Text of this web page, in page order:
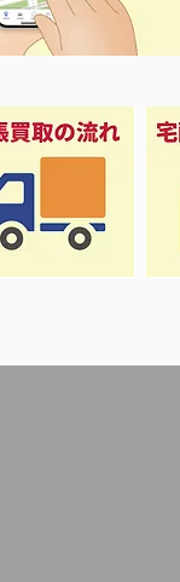
☆新